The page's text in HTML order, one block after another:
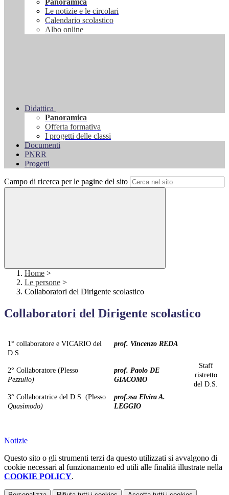
Panoramica
Le notizie e le circolari
Calendario scolastico
Albo online
Didattica
Panoramica
Offerta formativa
I progetti delle classi
Documenti
PNRR
Progetti
Campo di ricerca per le pagine del sito
Home >
Le persone >
Collaboratori del Dirigente scolastico
Collaboratori del Dirigente scolastico
Staff
ristretto
del D.S.
1° collaboratore e VICARIO del
D.S.
prof. Vincenzo REDA
2° Collaboratore (Plesso
Pezzullo)
prof. Paolo DE
GIACOMO
3° Collaboratrice del D.S. (Plesso
Quasimodo)
prof.ssa Elvira A.
LEGGIO
Notizie
Questo sito o gli strumenti terzi da questo utilizzati si avvalgono di
cookie necessari al funzionamento ed utili alle finalità illustrate nella
COOKIE POLICY.